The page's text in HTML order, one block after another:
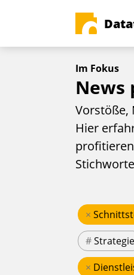
Im Fokus
News
Vorstöße,
Hier
×
#Strategie
×